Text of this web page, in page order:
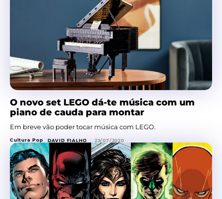
O novo set LEGO dá-te música com um
piano de cauda para montar
Em breve vão poder tocar música com LEGO.
Cultura Pop DAVID FIALHO - 23/07/2020